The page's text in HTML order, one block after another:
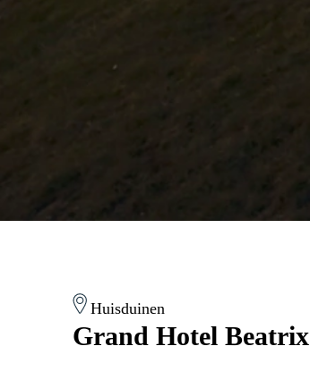
Huisduinen
Grand Hotel Beatrix